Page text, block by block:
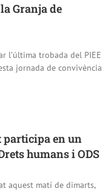
Granja de
l’última trobada del PIEE
jornada de convivència
participa en un
humans i ODS
aquest matí de dimarts,